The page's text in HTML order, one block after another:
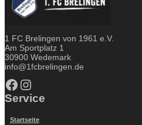
1 FC Brelingen von 1961 e.V.
Am Sportplatz 1
30900 Wedemark
info@1fcbrelingen.de
Facebook Instagram
Service
Startseite